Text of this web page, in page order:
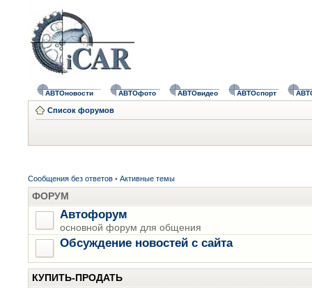
АВТОновости АВТОфото АВТОвидео АВТОспорт
Список форумов
Сообщения без ответов • Активные темы
ФОРУМ
Автофорум
основной форум для общения
Обсуждение новостей с сайта
КУПИТЬ-ПРОДАТЬ